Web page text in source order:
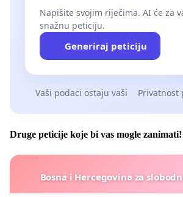
Napišite svojim riječima. AI će za
snažnu peticiju.
Generiraj peticiju
Vaši podaci ostaju vaši Privatnost
Druge peticije koje bi vas mogle zanimati!
Bosna i Hercegovina za